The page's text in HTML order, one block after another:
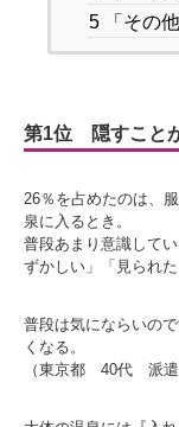
5 「その
第1位 隠すこと
26％を占めたのは、
泉に入るとき。
普段あまり意識して
ずかしい」「見られ
普段は気にならいの
くなる。
（東京都 40代 派遣